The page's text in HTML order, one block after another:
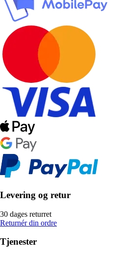
Levering og retur
30 dages returret
Returnér din ordre
Tjenester